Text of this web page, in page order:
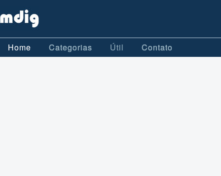
Home Categorias Útil Contato